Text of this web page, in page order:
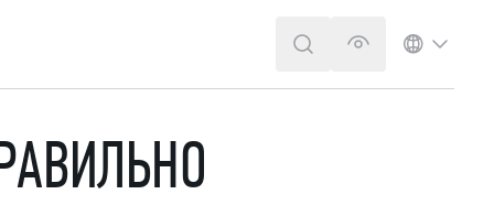
ПОИСКВЕРСИЯ ДЛЯ
ЯЗЫК